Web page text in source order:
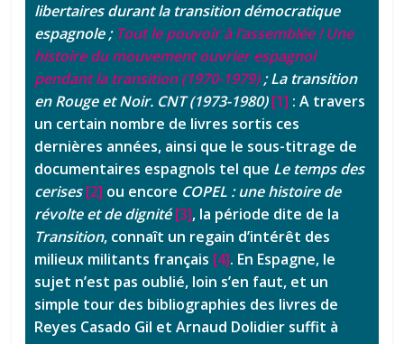
libertaires durant la transition démocratique
espagnole ;Tout le pouvoir à l’assemblée ! Une
histoire du mouvement ouvrier espagnol
pendant la transition (1970-1979); La transition
en Rouge et Noir. CNT (1973-1980)[1] : A travers
un certain nombre de livres sortis ces
dernières années, ainsi que le sous-titrage de
documentaires espagnols tel que Le temps des
cerises[2] ou encore COPEL : une histoire de
révolte et de dignité[3], la période dite de la
Transition, connaît un regain d’intérêt des
milieux militants français [4]. En Espagne, le
sujet n’est pas oublié, loin s’en faut, et un
simple tour des bibliographies des livres de
Reyes Casado Gil et Arnaud Dolidier suffit à